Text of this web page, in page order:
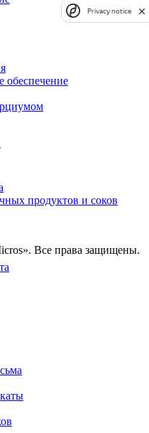
обеспечение
продуктов и соков
Все права защищены.
Privacy notice